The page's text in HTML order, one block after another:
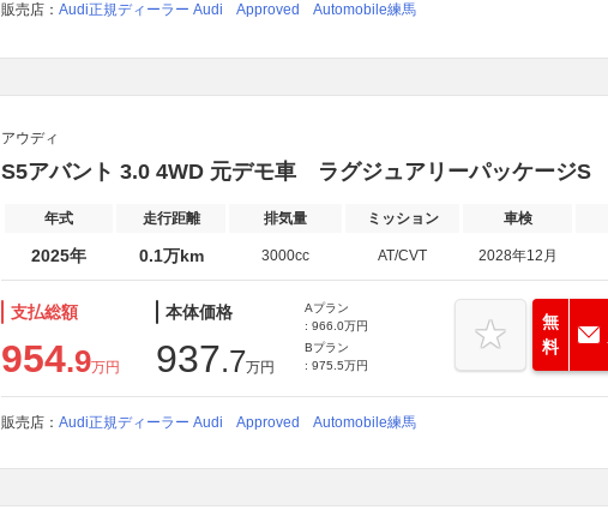
販売店： Audi正規ディーラー Audi Approved Automobile練馬
アウディ
S5アバント 3.0 4WD 元デモ車 ラグジュアリーパッケージS
年式 走行距離 排気量 ミッション 車検
2025年 0.1万km 3000cc AT/CVT 2028年12月
支払総額
954.9万円
本体価格
937.7万円
Aプラン
: 966.0万円
Bプラン
: 975.5万円
無
料
販売店： Audi正規ディーラー Audi Approved Automobile練馬